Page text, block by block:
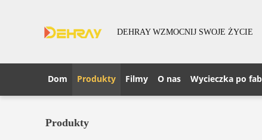
DEHRAY WZMOCNIJ SWOJE ŻYCIE
Dom Produkty Filmy O nas Wycieczka po
Produkty